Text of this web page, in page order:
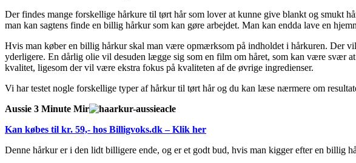
Der findes mange forskellige hårkure til tørt hår som lover at kunne give blankt og smukt
man kan sagtens finde en billig hårkur som kan gøre arbejdet. Man kan endda lave en
Hvis man køber en billig hårkur skal man være opmærksom på indholdet i hårkuren. Der
yderligere. En dårlig olie vil desuden lægge sig som en film om håret, som kan være svær
kvalitet, ligesom der vil være ekstra fokus på kvaliteten af de øvrige ingredienser.
Vi har testet nogle forskellige typer af hårkur til tørt hår og du kan læse nærmere om
Aussie 3 Minute Mir
acle
Kan købes til kr. 59,- hos Billigvoks.dk – Klik her
Denne hårkur er i den lidt billigere ende, og er et godt bud, hvis man kigger efter en billig